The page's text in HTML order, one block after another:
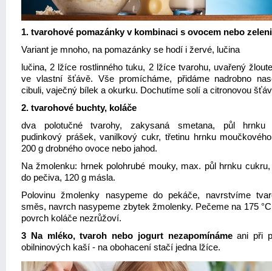
1. tvarohové pomazánky v kombinaci s ovocem nebo
Variant je mnoho, na pomazánky se hodí i žervé, lučina
lučina, 2 lžíce rostlinného tuku, 2 lžíce tvarohu, uvařený
ve vlastní šťávě. Vše promícháme, přidáme nadrobno
cibuli, vaječný bílek a okurku. Dochutíme solí a citronovou
2. tvarohové buchty, koláče
dva polotučné tvarohy, zakysaná smetana, půl hrnku
pudinkový prášek, vanilkový cukr, třetinu hrnku
200 g drobného ovoce nebo jahod.
Na žmolenku: hrnek polohrubé mouky, max. půl hrnku
do pečiva, 120 g másla.
Polovinu žmolenky nasypeme do pekáče, navrstvíme
směs, navrch nasypeme zbytek žmolenky. Pečeme na 175
povrch koláče nezrůžoví.
3 Na mléko, tvaroh nebo jogurt nezapomínámeani při
obilninových kaší - na obohacení stačí jedna lžíce.